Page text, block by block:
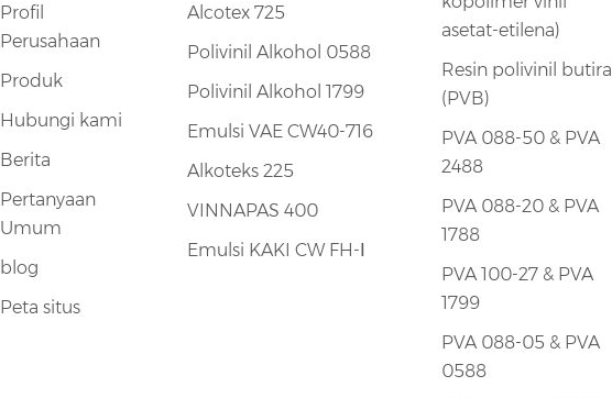
Profil
Perusahaan
Produk
Hubungi kami
Berita
Pertanyaan
Umum
blog
Peta situs
Alcotex 725
Polivinil Alkohol 0588
Polivinil Alkohol 1799
Emulsi VAE CW40-716
Alkoteks 225
VINNAPAS 400
Emulsi KAKI CW FH-Ⅰ
asetat-etilena)
Resin polivinil butiral
(PVB)
PVA 088-50 & PVA
2488
PVA 088-20 & PVA
1788
PVA 100-27 & PVA
1799
PVA 088-05 & PVA
0588